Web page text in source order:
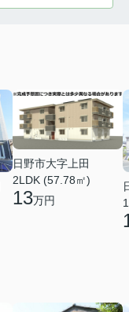
日野市大字上田
2LDK (57.78㎡)
13万円